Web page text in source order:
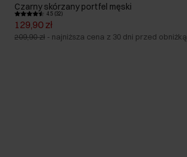
Czarny skórzany portfel męski
4.5 (32)
129,90 zł
209,90 zł - najniższa cena z 30 dni przed obniżką